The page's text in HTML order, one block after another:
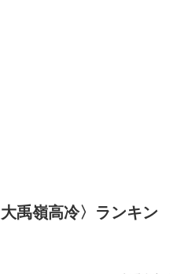
大禹嶺高冷〉
ランキン